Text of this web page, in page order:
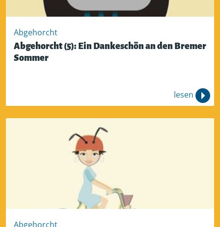
Abgehorcht
Abgehorcht (5): Ein Dankeschön an den Bremer
Sommer
lesen
Abgehorcht